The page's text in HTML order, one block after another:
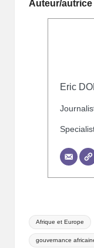
Auteur/autrice
Eric
Afrique et Europe
gouvernance